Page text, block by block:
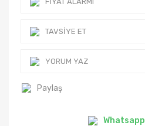
TAVSIYE ET
YORUM YAZ
Paylaş
Whatsapp